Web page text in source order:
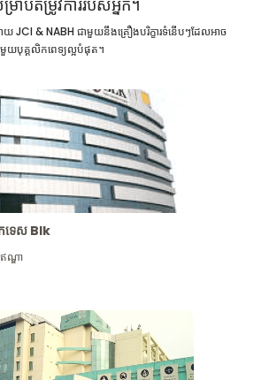
រាប់តម្រូវការរបស់អ្នក។
JCI & NABH ជាមួយនឹងគ្រឿងបរិក្ខារទំនើបៗដែលអាច
មួយបុគ្គលិកពេទ្យល្អបំផុត។
កទេស Blk
ណ្ឌា